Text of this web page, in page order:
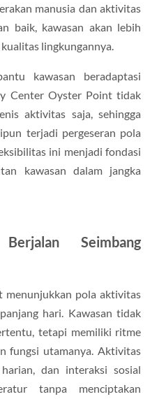
manusia dan aktivitas
baik, kawasan akan lebih
lingkungannya.
kawasan beradaptasi
Center Oyster Point tidak
aktivitas saja, sehingga
terjadi pergeseran pola
ini menjadi fondasi
kawasan dalam jangka
Seimbang
pola aktivitas
hari. Kawasan tidak
tetapi memiliki ritme
fungsi utamanya. Aktivitas
dan interaksi sosial
tanpa menciptakan